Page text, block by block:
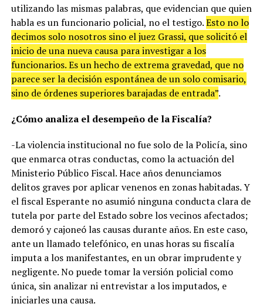
utilizando las mismas palabras, que evidencian que quien
habla es un funcionario policial, no el testigo.Esto no lo
decimos solo nosotros sino el juez Grassi, que solicitó el
inicio de una nueva causa para investigar a los
funcionarios. Es un hecho de extrema gravedad, que no
parece ser la decisión espontánea de un solo comisario,
sino de órdenes superiores barajadas de entrada”.
¿Cómo analiza el desempeño de la Fiscalía?
-La violencia institucional no fue solo de la Policía, sino
que enmarca otras conductas, como la actuación del
Ministerio Público Fiscal. Hace años denunciamos
delitos graves por aplicar venenos en zonas habitadas. Y
el fiscal Esperante no asumió ninguna conducta clara de
tutela por parte del Estado sobre los vecinos afectados;
demoró y cajoneó las causas durante años. En este caso,
ante un llamado telefónico, en unas horas su fiscalía
imputa a los manifestantes, en un obrar imprudente y
negligente. No puede tomar la versión policial como
única, sin analizar ni entrevistar a los imputados, e
iniciarles una causa.